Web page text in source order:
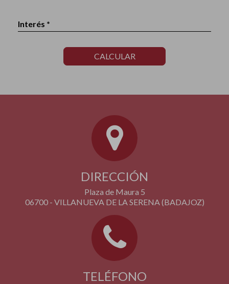
Interés *
CALCULAR
DIRECCIÓN
Plaza de Maura 5
06700 - VILLANUEVA DE LA SERENA (BADAJOZ)
TELÉFONO